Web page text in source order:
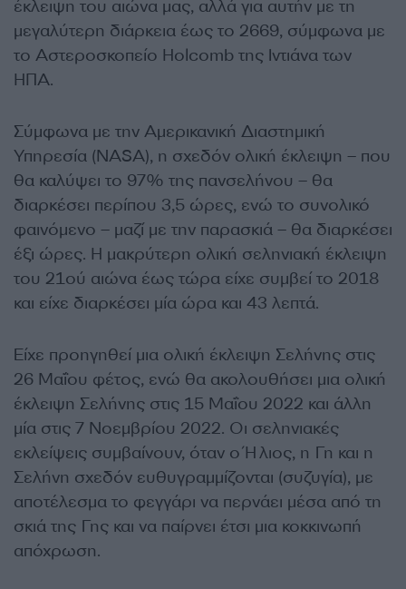
έκλειψη του αιώνα μας, αλλά για αυτήν με τη
μεγαλύτερη διάρκεια έως το 2669, σύμφωνα με
το Αστεροσκοπείο Holcomb της Ιντιάνα των
ΗΠΑ.
Σύμφωνα με την Αμερικανική Διαστημική
Υπηρεσία (NASA), η σχεδόν ολική έκλειψη – που
θα καλύψει το 97% της πανσελήνου – θα
διαρκέσει περίπου 3,5 ώρες, ενώ το συνολικό
φαινόμενο – μαζί με την παρασκιά – θα διαρκέσει
έξι ώρες. Η μακρύτερη ολική σεληνιακή έκλειψη
του 21ού αιώνα έως τώρα είχε συμβεί το 2018
και είχε διαρκέσει μία ώρα και 43 λεπτά.
Είχε προηγηθεί μια ολική έκλειψη Σελήνης στις
26 Μαΐου φέτος, ενώ θα ακολουθήσει μια ολική
έκλειψη Σελήνης στις 15 Μαΐου 2022 και άλλη
μία στις 7 Νοεμβρίου 2022. Οι σεληνιακές
εκλείψεις συμβαίνουν, όταν ο Ήλιος, η Γη και η
Σελήνη σχεδόν ευθυγραμμίζονται (συζυγία), με
αποτέλεσμα το φεγγάρι να περνάει μέσα από τη
σκιά της Γης και να παίρνει έτσι μια κοκκινωπή
απόχρωση.